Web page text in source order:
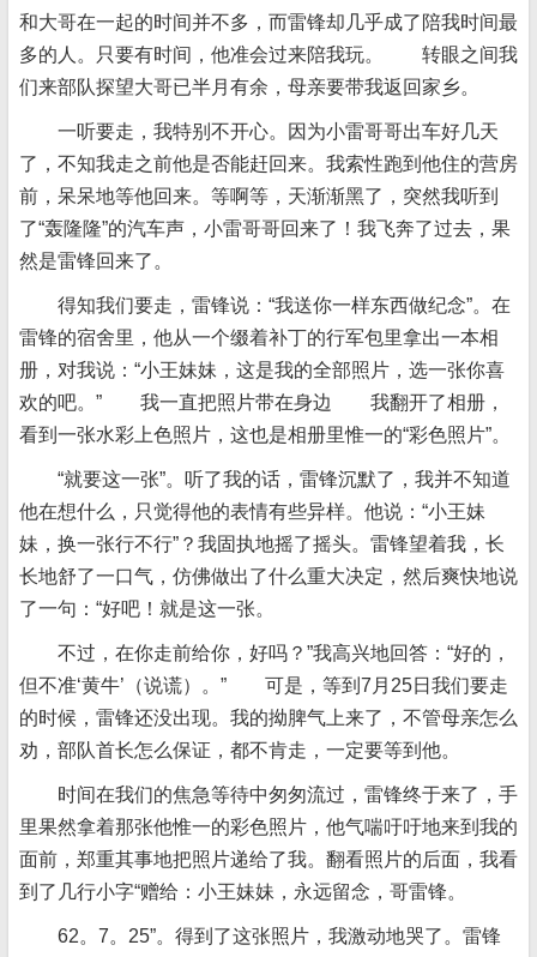
和大哥在一起的时间并不多，而雷锋却几乎成了陪我时间最
多的人。只要有时间，他准会过来陪我玩。 转眼之间我
们来部队探望大哥已半月有余，母亲要带我返回家乡。
一听要走，我特别不开心。因为小雷哥哥出车好几天
了，不知我走之前他是否能赶回来。我索性跑到他住的营房
前，呆呆地等他回来。等啊等，天渐渐黑了，突然我听到
了“轰隆隆”的汽车声，小雷哥哥回来了！我飞奔了过去，果
然是雷锋回来了。
得知我们要走，雷锋说：“我送你一样东西做纪念”。在
雷锋的宿舍里，他从一个缀着补丁的行军包里拿出一本相
册，对我说：“小王妹妹，这是我的全部照片，选一张你喜
欢的吧。” 我一直把照片带在身边 我翻开了相册，
看到一张水彩上色照片，这也是相册里惟一的“彩色照片”。
“就要这一张”。听了我的话，雷锋沉默了，我并不知道
他在想什么，只觉得他的表情有些异样。他说：“小王妹
妹，换一张行不行”？我固执地摇了摇头。雷锋望着我，长
长地舒了一口气，仿佛做出了什么重大决定，然后爽快地说
了一句：“好吧！就是这一张。
不过，在你走前给你，好吗？”我高兴地回答：“好的，
但不准‘黄牛’（说谎）。” 可是，等到7月25日我们要走
的时候，雷锋还没出现。我的拗脾气上来了，不管母亲怎么
劝，部队首长怎么保证，都不肯走，一定要等到他。
时间在我们的焦急等待中匆匆流过，雷锋终于来了，手
里果然拿着那张他惟一的彩色照片，他气喘吁吁地来到我的
面前，郑重其事地把照片递给了我。翻看照片的后面，我看
到了几行小字“赠给：小王妹妹，永远留念，哥雷锋。
62。7。25”。得到了这张照片，我激动地哭了。雷锋